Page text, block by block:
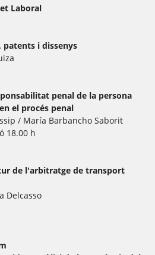
Laboral
patents i dissenys
penal de la persona
el procés penal
/ María Barbancho Saborit
18.00 h
de l'arbitratge de transport
Delcasso